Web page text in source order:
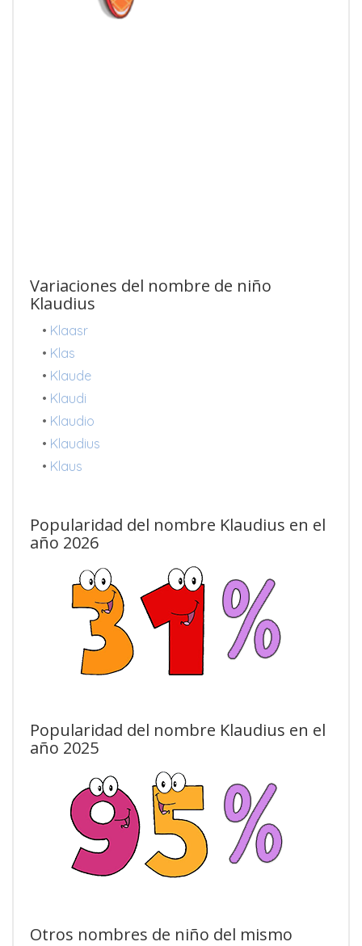
Variaciones del nombre de niño
Klaudius
• Klaasr
• Klas
• Klaude
• Klaudi
• Klaudio
• Klaudius
• Klaus
Popularidad del nombre Klaudius en el
año 2026
Popularidad del nombre Klaudius en el
año 2025
Otros nombres de niño del mismo